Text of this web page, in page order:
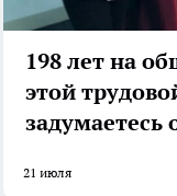
198 лет на
этой
задумаетесь
21 июля